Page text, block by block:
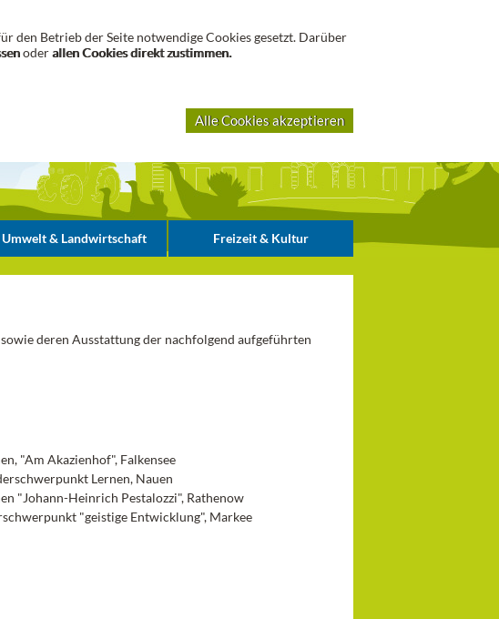
den Betrieb der Seite notwendige Cookies gesetzt. Darüber
oderallen Cookies direkt zustimmen.
Alle Cookies akzeptieren
Umwelt & Landwirtschaft Freizeit & Kultur
deren Ausstattung der nachfolgend aufgeführten
"Am Akazienhof", Falkensee
Lernen, Nauen
"Johann-Heinrich Pestalozzi", Rathenow
"geistige Entwicklung", Markee